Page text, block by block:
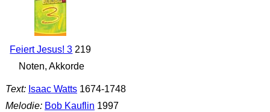
Feiert Jesus! 3 219
Noten, Akkorde
Text: Isaac Watts1674-1748
Melodie: Bob Kauflin 1997